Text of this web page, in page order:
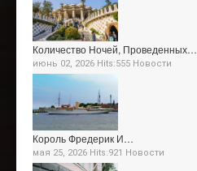
Количество Ночей, Проведенных…
июнь 02, 2026 Hits:555 Новости
Король Фредерик И…
мая 25, 2026 Hits:921 Новости